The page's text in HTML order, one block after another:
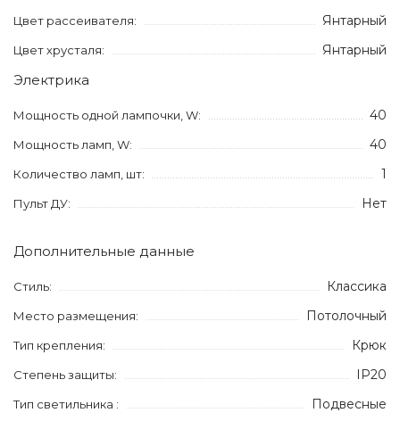
Цвет рассеивателя: Янтарный
Цвет хрусталя: Янтарный
Электрика
Мощность одной лампочки, W: 40
Мощность ламп, W: 40
Количество ламп, шт: 1
Пульт ДУ: Нет
Дополнительные данные
Стиль: Классика
Место размещения: Потолочный
Тип крепления: Крюк
Степень защиты: IP20
Тип светильника : Подвесные